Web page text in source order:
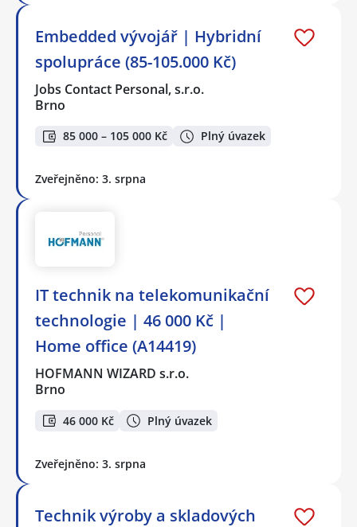
Embedded vývojář | Hybridní
spolupráce (85-105.000 Kč)
Jobs Contact Personal, s.r.o.
Brno
85 000 – 105 000 Kč Plný úvazek
Zveřejněno: 3. srpna
IT technik na telekomunikační
technologie | 46 000 Kč |
Home office (A14419)
HOFMANN WIZARD s.r.o.
Brno
46 000 Kč Plný úvazek
Zveřejněno: 3. srpna
Technik výroby a skladových